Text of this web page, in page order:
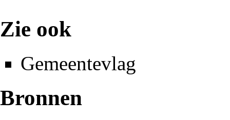
Zie ook
Gemeentevlag
Bronnen